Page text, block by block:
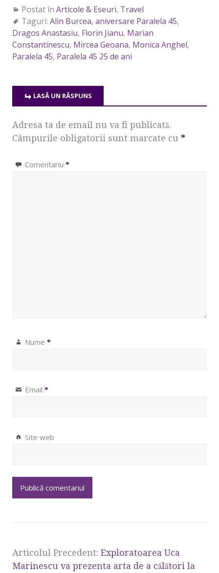
Postat în Articole & Eseuri, Travel
Taguri: Alin Burcea, aniversare Paralela 45,
Dragos Anastasiu, Florin Jianu, Marian
Constantinescu, Mircea Geoana, Monica Anghel,
Paralela 45, Paralela 45 25 de ani
LASĂ UN RĂSPUNS
Adresa ta de email nu va fi publicată.
Câmpurile obligatorii sunt marcate cu *
Comentariu *
Nume *
Email *
Site web
Articolul Precedent: Exploratoarea Uca
Marinescu va prezenta arta de a călători la